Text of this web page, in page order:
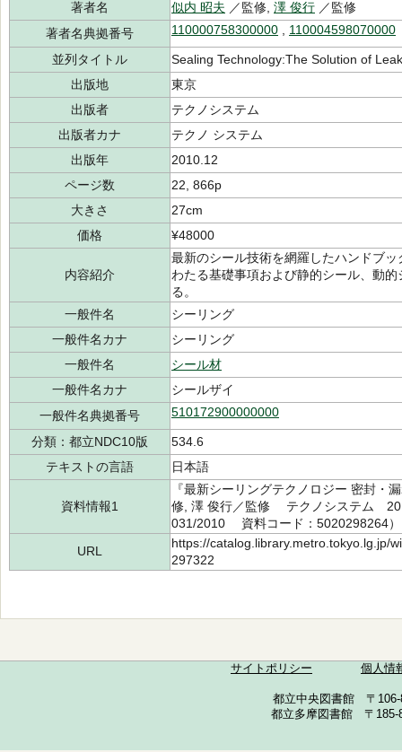
著者名
似内 昭夫 ／監修, 澤 俊行 ／監修
著者名典拠番号
110000758300000 110004598070000
並列タイトル
Sealing Technology:The Solution of
出版地
東京
出版者
テクノシステム
出版者カナ
テクノ システム
出版年
2010.12
ページ数
22, 866p
大きさ
27cm
価格
¥48000
内容紹介
最新のシール技術を網羅したハンドブ
わたる基礎事項および静的シール、動
る。
一般件名
シーリング
一般件名カナ
シーリング
一般件名
シール材
一般件名カナ
シールザイ
一般件名典拠番号
510172900000000
分類：都立NDC10版
534.6
テキストの言語
日本語
資料情報1
『最新シーリングテクノロジー 密封
修, 澤 俊行／監修 テクノシステム
031/2010 資料コード：5020298264）
URL
https://catalog.library.metro.tokyo.lg.jp/
297322
サイトポリシー 個人情
都立中央図書館 〒
都立多摩図書館 〒185-